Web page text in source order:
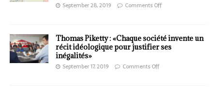
September 28, 2019 Comments Off
Thomas Piketty : «Chaque société invente un
récit idéologique pour justifier ses
inégalités»
September 17, 2019 Comments Off